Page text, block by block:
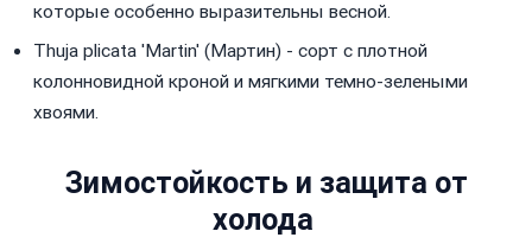
которые особенно выразительны весной.
Thuja plicata 'Martin' (Мартин) - сорт с плотной
колонновидной кроной и мягкими темно-зелеными
хвоями.
Зимостойкость и защита от
холода